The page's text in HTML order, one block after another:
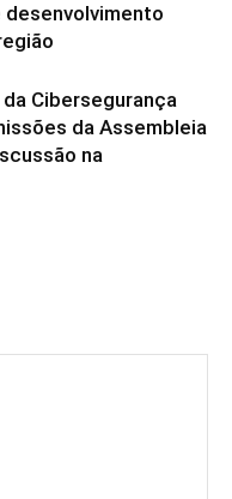
Cibersegurança
da Assembleia
na